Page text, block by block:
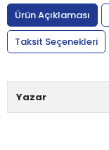
Ürün Açıklaması
Taksit Seçenekleri
Yazar